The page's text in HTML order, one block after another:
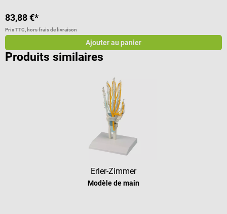
83,88 €*
Prix TTC, hors frais de livraison
Ajouter au panier
Produits similaires
Erler-Zimmer
Modèle de main